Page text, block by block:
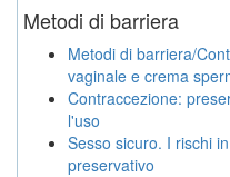
Metodi di barriera
Metodi di barriera/
vaginale e crema
Contraccezione:
l'uso
Sesso sicuro. I rischi
preservativo